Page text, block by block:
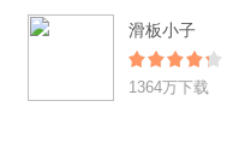
滑板小子
1364万下载